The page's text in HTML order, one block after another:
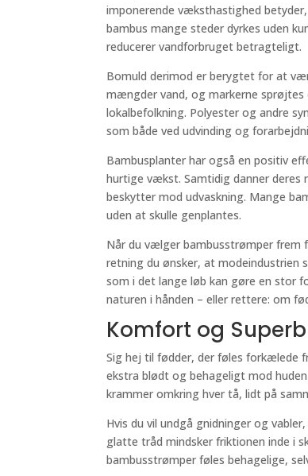
imponerende væksthastighed
bambus mange steder dyrkes uden
reducerer vandforbruget betragteligt.
Bomuld derimod er berygtet for at
mængder vand, og markerne
lokalbefolkning. Polyester og andre
som både ved udvinding og
Bambusplanter har også en positiv
hurtige vækst. Samtidig danner
beskytter mod udvaskning. Mange
uden at skulle genplantes.
Når du vælger bambusstrømper frem
retning du ønsker, at modeindustrien
som i det lange løb kan gøre en stor
naturen i hånden – eller rettere: om
Komfort og
Sig hej til fødder, der føles forkælede
ekstra blødt og behageligt mod
krammer omkring hver tå, lidt på
Hvis du vil undgå gnidninger og
glatte tråd mindsker friktionen inde i
bambusstrømper føles behagelige,